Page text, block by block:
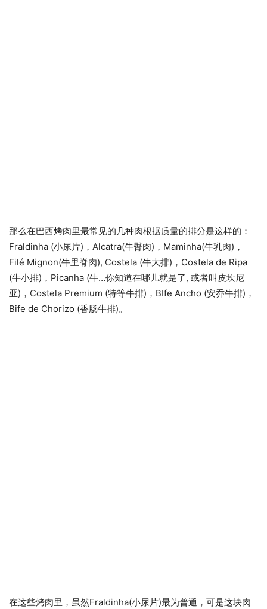
那么在巴西烤肉里最常见的几种肉根据质量的排分是这样的：
Fraldinha (小尿片)，Alcatra(牛臀肉)，Maminha(牛乳肉)，
Filé Mignon(牛里脊肉), Costela (牛大排)，Costela de Ripa
(牛小排)，Picanha (牛…你知道在哪儿就是了, 或者叫皮坎尼
亚)，Costela Premium (特等牛排)，BIfe Ancho (安乔牛排)，
Bife de Chorizo (香肠牛排)。
在这些烤肉里，虽然Fraldinha(小尿片)最为普通，可是这块肉